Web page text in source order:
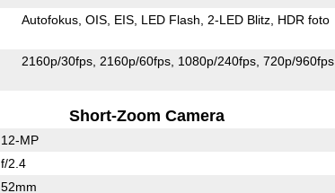
Autofokus OIS EIS LED Flash 2-LED Blitz HDR foto
2160p/30fps 2160p/60fps 1080p/240fps 720p/960fps
Short-Zoom Camera
12-MP
f/2.4
52mm